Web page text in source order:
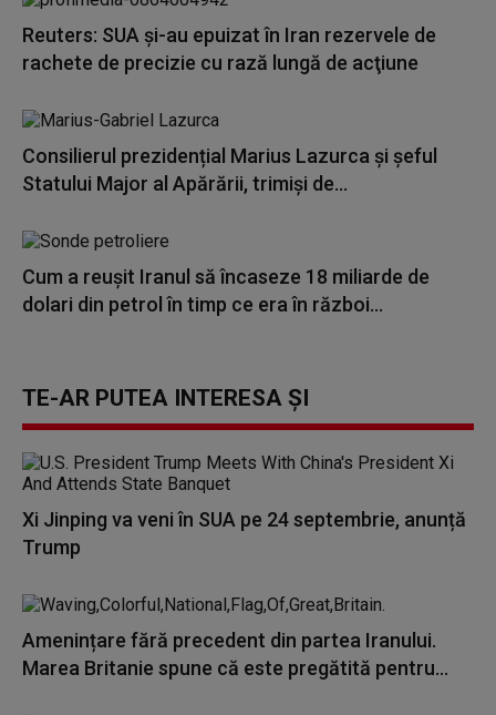
Reuters: SUA şi-au epuizat în Iran rezervele de
rachete de precizie cu rază lungă de acţiune
Consilierul prezidențial Marius Lazurca și șeful
Statului Major al Apărării, trimiși de...
Cum a reuşit Iranul să încaseze 18 miliarde de
dolari din petrol în timp ce era în război...
TE-AR PUTEA INTERESA ȘI
Xi Jinping va veni în SUA pe 24 septembrie, anunță
Trump
Amenințare fără precedent din partea Iranului.
Marea Britanie spune că este pregătită pentru...